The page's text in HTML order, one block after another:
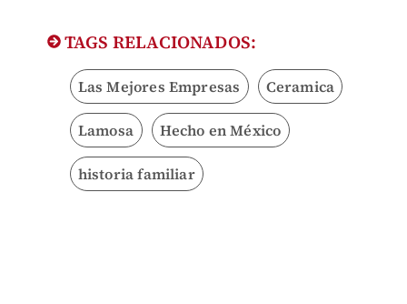
TAGS RELACIONADOS:
Las Mejores Empresas Ceramica
Lamosa Hecho en México
historia familiar